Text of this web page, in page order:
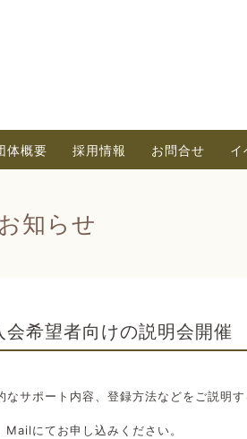
体概要 採用情報 お問合せ イ
お知らせ
会希望者向けの説明会開催
サポート内容、登録方法などをご説明
にてお申し込みください。